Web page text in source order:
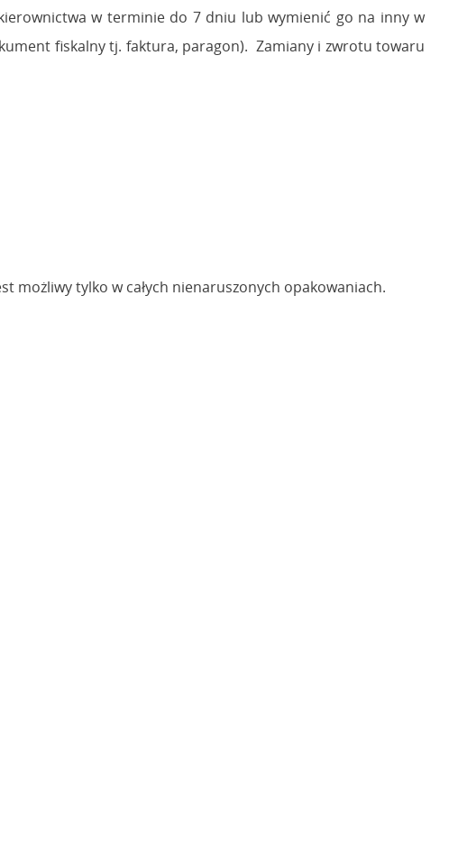
w terminie do 7 dniu lub wymienić go na inny w
fiskalny tj. faktura, paragon). Zamiany i zwrotu towaru
możliwy tylko w całych nienaruszonych opakowaniach.